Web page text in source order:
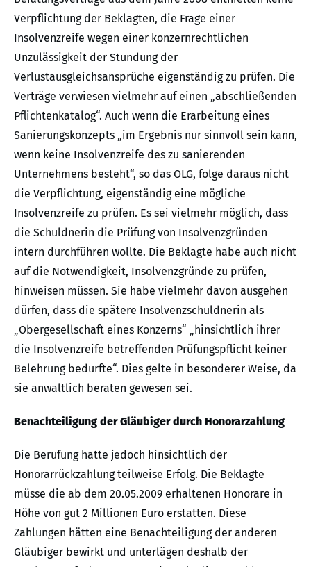
Verpflichtung der Beklagten, die Frage einer
Insolvenzreife wegen einer konzernrechtlichen
Unzulässigkeit der Stundung der
Verlustausgleichsansprüche eigenständig zu prüfen. Die
Verträge verwiesen vielmehr auf einen „abschließenden
Pflichtenkatalog“. Auch wenn die Erarbeitung eines
Sanierungskonzepts „im Ergebnis nur sinnvoll sein kann,
wenn keine Insolvenzreife des zu sanierenden
Unternehmens besteht“, so das OLG, folge daraus nicht
die Verpflichtung, eigenständig eine mögliche
Insolvenzreife zu prüfen. Es sei vielmehr möglich, dass
die Schuldnerin die Prüfung von Insolvenzgründen
intern durchführen wollte. Die Beklagte habe auch nicht
auf die Notwendigkeit, Insolvenzgründe zu prüfen,
hinweisen müssen. Sie habe vielmehr davon ausgehen
dürfen, dass die spätere Insolvenzschuldnerin als
„Obergesellschaft eines Konzerns“ „hinsichtlich ihrer
die Insolvenzreife betreffenden Prüfungspflicht keiner
Belehrung bedurfte“. Dies gelte in besonderer Weise, da
sie anwaltlich beraten gewesen sei.
Benachteiligung der Gläubiger durch Honorarzahlung
Die Berufung hatte jedoch hinsichtlich der
Honorarrückzahlung teilweise Erfolg. Die Beklagte
müsse die ab dem 20.05.2009 erhaltenen Honorare in
Höhe von gut 2 Millionen Euro erstatten. Diese
Zahlungen hätten eine Benachteiligung der anderen
Gläubiger bewirkt und unterlägen deshalb der